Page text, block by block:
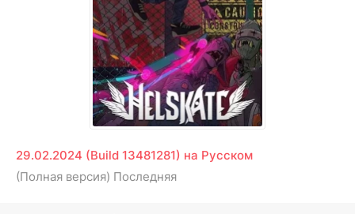
29.02.2024 (Build 13481281) на Русском
(Полная версия) Последняя